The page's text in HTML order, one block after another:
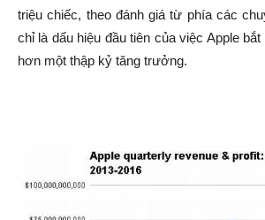
triệu chiếc, theo đánh giá từ phía các
chỉ là dấu hiệu đầu tiên của việc Apple
hơn một thập kỷ tăng trưởng.